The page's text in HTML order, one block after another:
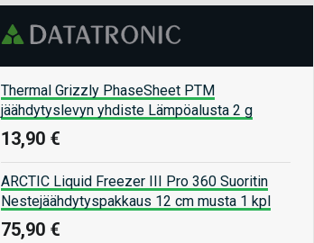
Thermal Grizzly PhaseSheet PTM
jäähdytyslevyn yhdiste Lämpöalusta 2 g
13,90 €
ARCTIC Liquid Freezer III Pro 360 Suoritin
Nestejäähdytyspakkaus 12 cm musta 1 kpl
75,90 €